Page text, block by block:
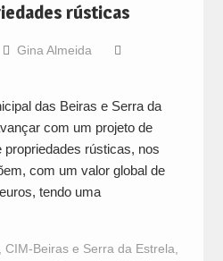
rústicas
Gina Almeida
das Beiras e Serra da
com um projeto de
rústicas, nos
com um valor global de
tendo uma
CIM-Beiras e Serra da Estrela